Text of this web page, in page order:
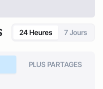
24 Heures 7 Jours
PLUS PARTAGES